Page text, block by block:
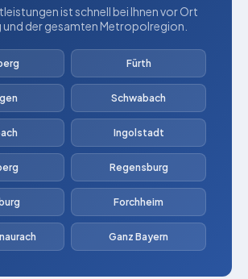
ist schnell bei Ihnen vor Ort
und der gesamten Metropolregion.
Fürth
Schwabach
Ingolstadt
Regensburg
Forchheim
Ganz Bayern